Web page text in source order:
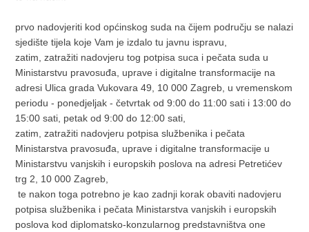
prvo nadovjeriti kod općinskog suda na čijem području se nalazi
sjedište tijela koje Vam je izdalo tu javnu ispravu,
zatim, zatražiti nadovjeru tog potpisa suca i pečata suda u
Ministarstvu pravosuđa, uprave i digitalne transformacije na
adresi Ulica grada Vukovara 49, 10 000 Zagreb, u vremenskom
periodu - ponedjeljak - četvrtak od 9:00 do 11:00 sati i 13:00 do
15:00 sati, petak od 9:00 do 12:00 sati,
zatim, zatražiti nadovjeru potpisa službenika i pečata
Ministarstva pravosuđa, uprave i digitalne transformacije u
Ministarstvu vanjskih i europskih poslova na adresi Petretićev
trg 2, 10 000 Zagreb,
te nakon toga potrebno je kao zadnji korak obaviti nadovjeru
potpisa službenika i pečata Ministarstva vanjskih i europskih
poslova kod diplomatsko-konzularnog predstavništva one